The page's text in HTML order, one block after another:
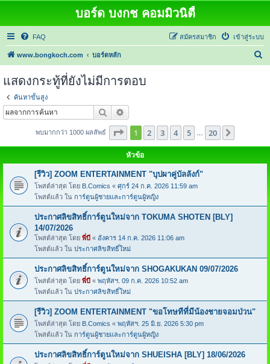
บอร์ด บงกช คอมมิวนิตี้
FAQ เข้าสู่ระบบ
สมัครสมาชิก
www.bongkoch.com บอร์ดหลัก
แสดงกระทู้ที่ยังไม่มีการตอบ
ค้นหาขั้นสูง
ค้นหา
พบมากกว่า 1000 ผลลัพธ์ หน้า จากทั้งหมด 20
1 2 3 4 5 20
หัวข้อ
[รีวิว] ZOOM ENTERTAINMENT "บุปผาคู่บัลลังก์"
โพสต์ล่าสุด โดย B.Comics « ศุกร์ 24 ก.ค. 2026 11:59 am
โพสต์แล้ว ใน การ์ตูนผู้ชายและการ์ตูนผู้หญิง
ประกาศลิขสิทธิ์การ์ตูนใหม่จาก TOKUMA SHOTEN [BLY]
14/07/2026
โพสต์ล่าสุด โดย พี่บี « อังคาร 14 ก.ค. 2026 11:06 am
โพสต์แล้ว ใน ประกาศลิขสิทธิ์ใหม่
ประกาศลิขสิทธิ์การ์ตูนใหม่จาก SHOGAKUKAN 09/07/2026
โพสต์ล่าสุด โดย พี่บี « พฤหัสฯ. 09 ก.ค. 2026 10:52 am
โพสต์แล้ว ใน ประกาศลิขสิทธิ์ใหม่
[รีวิว] ZOOM ENTERTAINMENT "ขอโทษทีที่มีน้องชายจอมป่วน"
โพสต์ล่าสุด โดย B.Comics « พฤหัสฯ. 25 มิ.ย. 2026 5:30 pm
โพสต์แล้ว ใน การ์ตูนผู้ชายและการ์ตูนผู้หญิง
ประกาศลิขสิทธิ์การ์ตูนใหม่จาก SHUEISHA [BLY] 18/06/2026